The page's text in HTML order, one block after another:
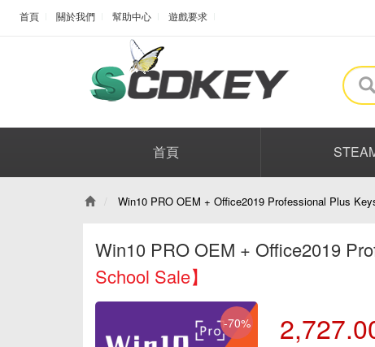
首頁 關於我們 幫助中心 遊戲要求
首頁
Win10 PRO OEM + Office2019 Professional Plus
Win10 PRO OEM + Office2019
School Sale】
-70%